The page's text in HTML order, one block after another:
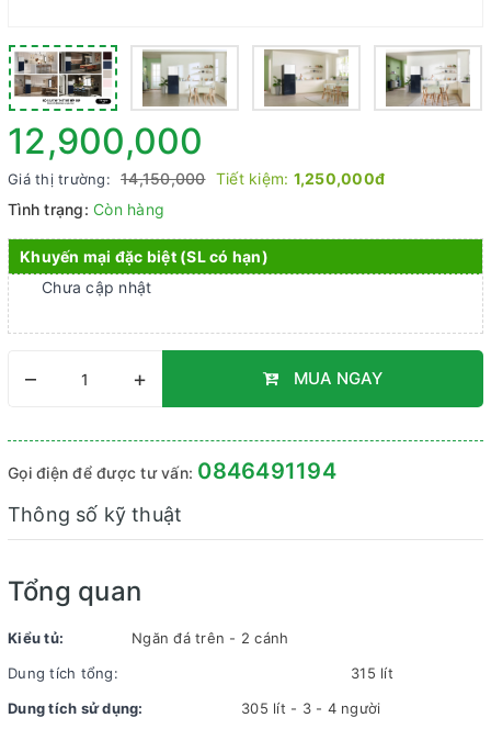
12,900,000
Giá thị trường: 14,150,000 Tiết kiệm: 1,250,000đ
Tình trạng: Còn hàng
Khuyến mại đặc biệt (SL có hạn)
Chưa cập nhật
– + MUA NGAY
Gọi điện để được tư vấn: 0846491194
Thông số kỹ thuật
Tổng quan
Kiểu tủ:
Ngăn đá trên - 2 cánh
Dung tích tổng:
315 lít
Dung tích sử dụng:
305 lít - 3 - 4 người